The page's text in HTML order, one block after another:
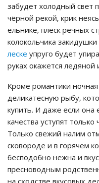
забудет холодный свет
чёрной рекой, крик
ельнике, плеск речных
колокольчика
леске упруго будет
руках окажется ледяной
Кроме романтики
деликатесную рыбу,
купить. И даже если она
качества уступят
Только свежий налим
сковороде и в горячем
бесподобно нежна и
пресноводным